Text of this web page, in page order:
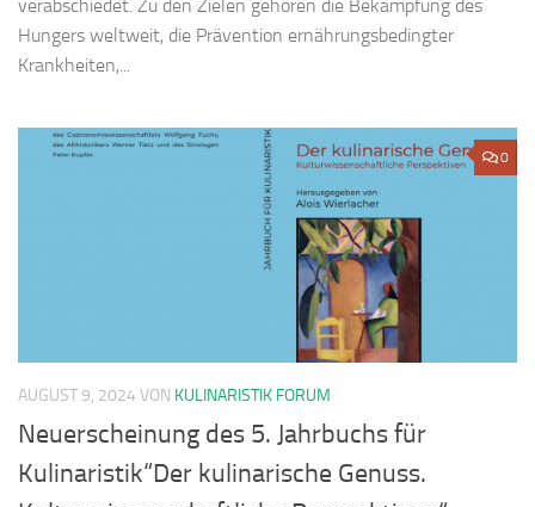
verabschiedet. Zu den Zielen gehören die Bekämpfung des
Hungers weltweit, die Prävention ernährungsbedingter
Krankheiten,...
0
AUGUST 9, 2024 VON KULINARISTIK FORUM
Neuerscheinung des 5. Jahrbuchs für
Kulinaristik“Der kulinarische Genuss.